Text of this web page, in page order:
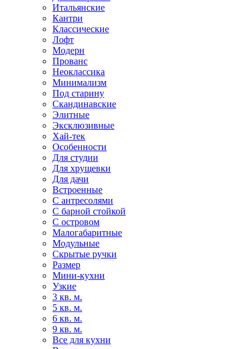
Итальянские
Кантри
Классические
Лофт
Модерн
Прованс
Неоклассика
Минимализм
Под старину
Скандинавские
Элитные
Эксклюзивные
Хай-тек
Особенности
Для студии
Для хрущевки
Для дачи
Встроенные
С антресолями
С барной стойкой
С островом
Малогабаритные
Модульные
Скрытые ручки
Размер
Мини-кухни
Узкие
3 кв. м.
5 кв. м.
6 кв. м.
9 кв. м.
Все для кухни